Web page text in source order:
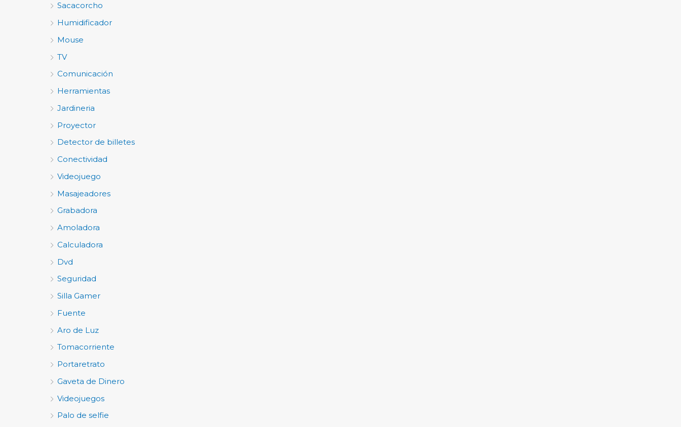
Sacacorcho
Humidificador
Mouse
TV
Comunicación
Herramientas
Jardineria
Proyector
Detector de billetes
Conectividad
Videojuego
Masajeadores
Grabadora
Amoladora
Calculadora
Dvd
Seguridad
Silla Gamer
Fuente
Aro de Luz
Tomacorriente
Portaretrato
Gaveta de Dinero
Videojuegos
Palo de selfie